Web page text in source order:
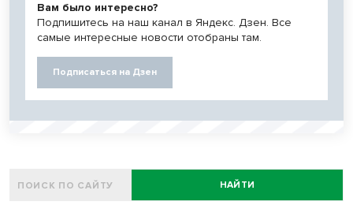
Вам было интересно?
Подпишитесь на наш канал в Яндекс. Дзен. Все
самые интересные новости отобраны там.
Подписаться на Дзен
НАЙТИ